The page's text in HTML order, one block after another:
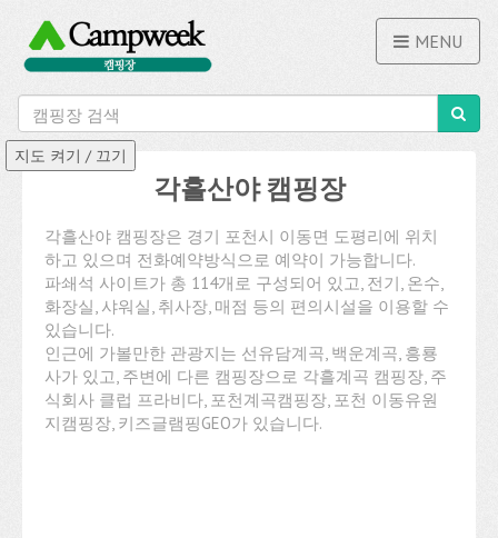
MENU
각흘산야 캠핑장
각흘산야 캠핑장은 경기 포천시 이동면 도평리에 위치
하고 있으며 전화예약방식으로 예약이 가능합니다.
파쇄석 사이트가 총 114개로 구성되어 있고, 전기, 온수,
화장실, 샤워실, 취사장, 매점 등의 편의시설을 이용할 수
있습니다.
인근에 가볼만한 관광지는 선유담계곡, 백운계곡, 흥룡
사가 있고, 주변에 다른 캠핑장으로 각흘계곡 캠핑장, 주
식회사 클럽 프라비다, 포천계곡캠핑장, 포천 이동유원
지캠핑장, 키즈글램핑GEO가 있습니다.